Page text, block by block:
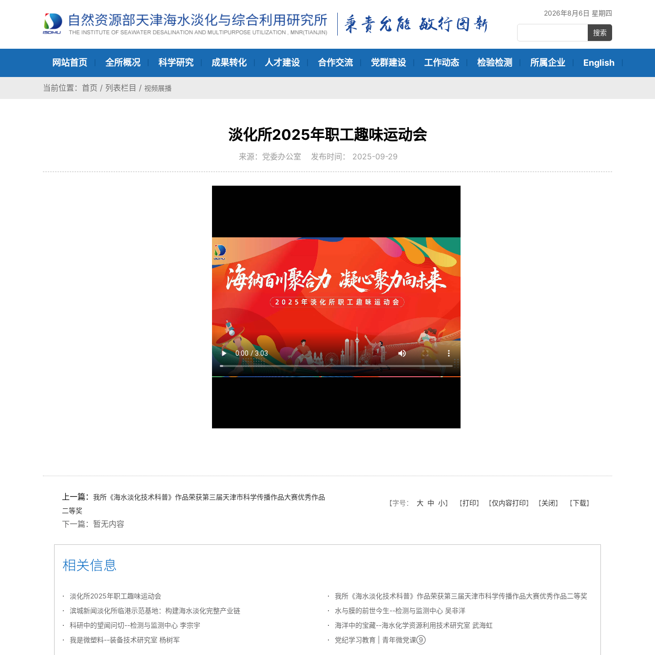
2026年8月6日 星期四
搜索
网站首页 全所概况 科学研究 成果转化 人才建设 合作交流 党群建设 工作动态 检验检测 所属企业 English
当前位置： 首页 / 列表栏目 / 视频展播
淡化所2025年职工趣味运动会
来源：党委办公室 发布时间： 2025-09-29
上一篇：我所《海水淡化技术科普》作品荣获第三届天津市科学传播作品大赛优秀作品
二等奖
下一篇： 暂无内容
【字号： 大 中 小】 【打印】 【仅内容打印】 【关闭】 【下载】
淡化所2025年职工趣味运动会
我所《海水淡化技术科普》作品荣获第三届天津市科学传播作品大赛优秀作品二等奖
滨城新闻淡化所临港示范基地：构建海水淡化完整产业链
水与膜的前世今生--检测与监测中心 吴非洋
科研中的望闻问切--检测与监测中心 李宗宇
海洋中的宝藏--海水化学资源利用技术研究室 武海虹
我是微塑料--装备技术研究室 杨树军
党纪学习教育 | 青年微党课⑨